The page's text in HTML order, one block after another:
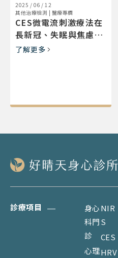
2025 / 06 / 12
其他治療檢測 | 醫療專欄
CES微電流刺激療法在
長新冠、失眠與焦慮的
應用
了解更多
診療項目
身心
科門
診
心理
NIR
S
CES
HRV